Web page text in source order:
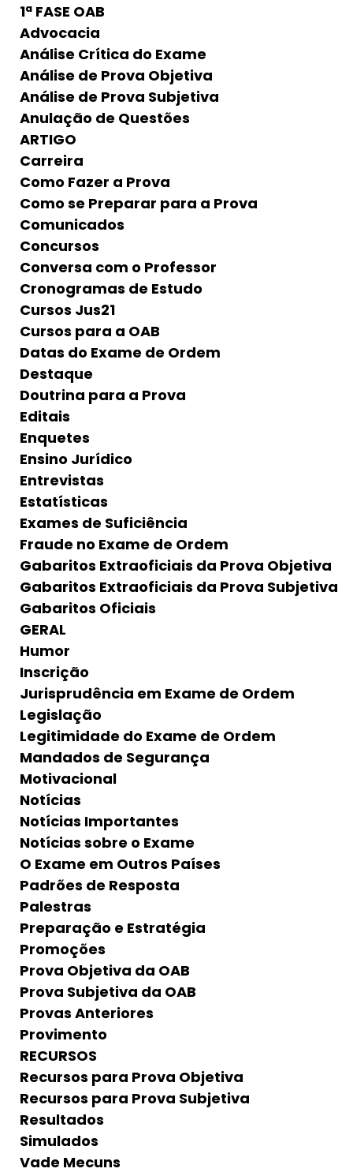
1ª FASE OAB
Advocacia
Análise Crítica do Exame
Análise de Prova Objetiva
Análise de Prova Subjetiva
Anulação de Questões
ARTIGO
Carreira
Como Fazer a Prova
Como se Preparar para a Prova
Comunicados
Concursos
Conversa com o Professor
Cronogramas de Estudo
Cursos Jus21
Cursos para a OAB
Datas do Exame de Ordem
Destaque
Doutrina para a Prova
Editais
Enquetes
Ensino Jurídico
Entrevistas
Estatísticas
Exames de Suficiência
Fraude no Exame de Ordem
Gabaritos Extraoficiais da Prova Objetiva
Gabaritos Extraoficiais da Prova Subjetiva
Gabaritos Oficiais
GERAL
Humor
Inscrição
Jurisprudência em Exame de Ordem
Legislação
Legitimidade do Exame de Ordem
Mandados de Segurança
Motivacional
Notícias
Notícias Importantes
Notícias sobre o Exame
O Exame em Outros Países
Padrões de Resposta
Palestras
Preparação e Estratégia
Promoções
Prova Objetiva da OAB
Prova Subjetiva da OAB
Provas Anteriores
Provimento
RECURSOS
Recursos para Prova Objetiva
Recursos para Prova Subjetiva
Resultados
Simulados
Vade Mecuns